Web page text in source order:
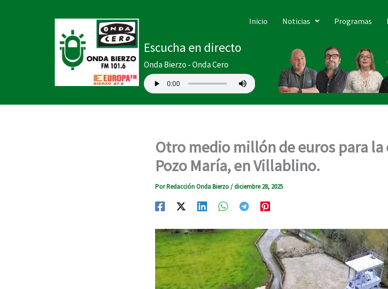
Inicio Noticias Programas
Escucha en directo
Onda Bierzo - Onda Cero
Otro medio millón de euros para
Pozo María, en Villablino.
PorRedacción Onda Bierzo/diciembre 28, 2025